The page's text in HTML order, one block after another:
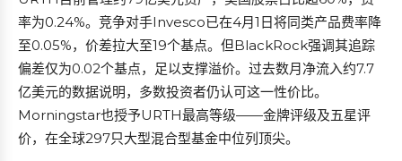
率为0.24%。竞争对手Invesco已在4月1日将同类产品费率降
至0.05%，价差拉大至19个基点。但BlackRock强调其追踪
偏差仅为0.02个基点，足以支撑溢价。过去数月净流入约7.7
亿美元的数据说明，多数投资者仍认可这一性价比。
Morningstar也授予URTH最高等级——金牌评级及五星评
价，在全球297只大型混合型基金中位列顶尖。